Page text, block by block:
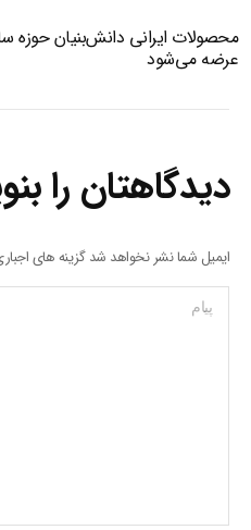
محصولات ایرانی دانش‌بنیان‌ حوزه
عرضه می‌شود
دیدگاهتان را
ایمیل شما نشر نخواهد شد گزینه های
پیام